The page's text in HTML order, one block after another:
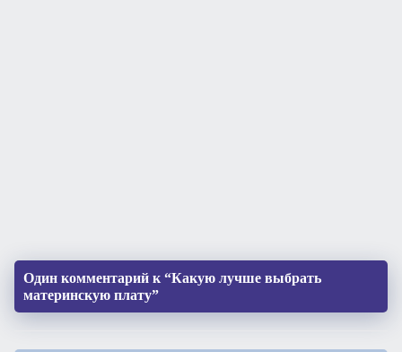
Один комментарий к “Какую лучше выбрать
материнскую плату”